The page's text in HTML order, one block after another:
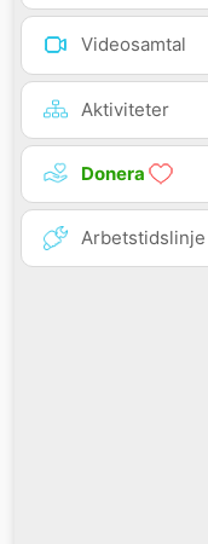
Videosamtal
Aktiviteter
Donera
Arbetstidslinje